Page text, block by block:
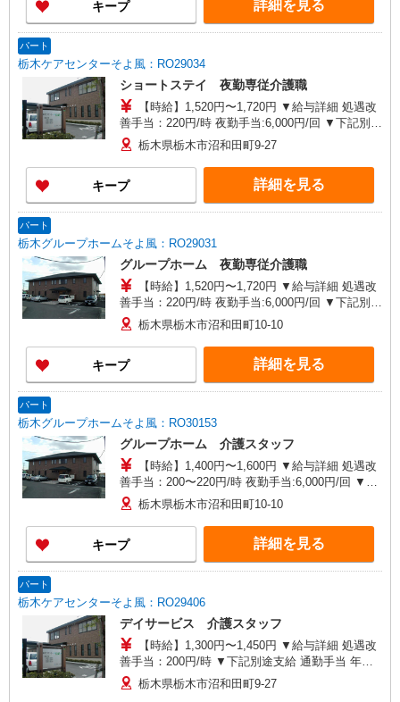
手当は試用期間中(3ヶ月)は支給なし
キープ 詳細を見る
パート
栃木ケアセンターそよ風：RO29034
ショートステイ 夜勤専従介護職
【時給】1,520円〜1,720円 ▼給与詳細 処遇改
善手当：220円/時 夜勤手当:6,000円/回 ▼下記別途
支給 通勤手当 年末年始手当：380円/時 寸志あ
り：年2回（6月・12月） ※業績による ※処遇改
善手当は試用期間中(3ヶ月)は支給なし
栃木県栃木市沼和田町9-27
キープ 詳細を見る
パート
栃木グループホームそよ風：RO29031
グループホーム 夜勤専従介護職
【時給】1,520円〜1,720円 ▼給与詳細 処遇改
善手当：220円/時 夜勤手当:6,000円/回 ▼下記別途
支給 通勤手当 年末年始手当：380円/時 寸志あ
り：年2回（6月・12月） ※業績による ※処遇改
善手当は試用期間中(3ヶ月)は支給なし
栃木県栃木市沼和田町10-10
キープ 詳細を見る
パート
栃木グループホームそよ風：RO30153
グループホーム 介護スタッフ
【時給】1,400円〜1,600円 ▼給与詳細 処遇改
善手当：200〜220円/時 夜勤手当:6,000円/回 ▼下
記別途支給 通勤手当 年末年始手当：380円/時 寸
志あり：年2回（6月・12月） ※業績による ※処
遇改善手当は試用期間中(3ヶ月)は支給なし
栃木県栃木市沼和田町10-10
キープ 詳細を見る
パート
栃木ケアセンターそよ風：RO29406
デイサービス 介護スタッフ
【時給】1,300円〜1,450円 ▼給与詳細 処遇改
善手当：200円/時 ▼下記別途支給 通勤手当 年末
年始手当：380円/時 寸志あり：年2回（6月・12
月） ※業績による ※処遇改善手当は試用期間中(3
栃木県栃木市沼和田町9-27